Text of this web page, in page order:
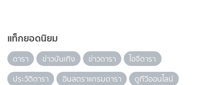
แท็กยอดนิยม
ดารา ข่าวบันเทิง ข่าวดารา
ไอจีดารา
ประวัติดารา
อินสตราแกรมดารา
ดูทีวีออนไลน์